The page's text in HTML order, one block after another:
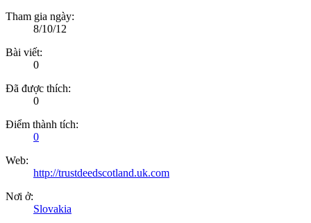
Tham gia ngày:
8/10/12
Bài viết:
0
Đã được thích:
0
Điểm thành tích:
0
Web:
http://trustdeedscotland.uk.com
Nơi ở:
Slovakia